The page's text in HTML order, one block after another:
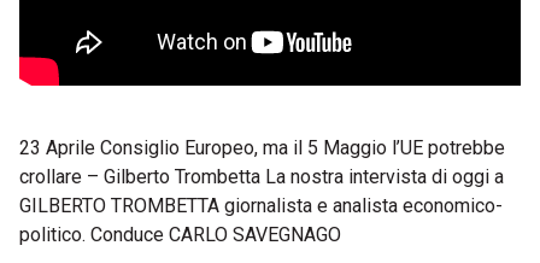
23 Aprile Consiglio Europeo, ma il 5 Maggio l’UE potrebbe
crollare – Gilberto Trombetta La nostra intervista di oggi a
GILBERTO TROMBETTA giornalista e analista economico-
politico. Conduce CARLO SAVEGNAGO